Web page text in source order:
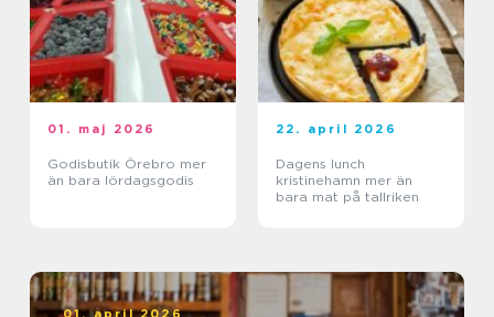
01. maj 2026
Godisbutik Örebro mer
än bara lördagsgodis
22. april 2026
Dagens lunch
kristinehamn mer än
bara mat på tallriken
01. april 2026